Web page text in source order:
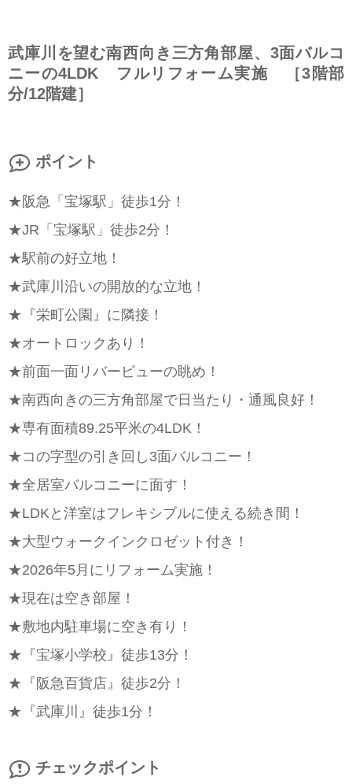
武庫川を望む南西向き三方角部屋、3面バルコ
ニーの4LDK フルリフォーム実施 ［3階部
分/12階建］
ポイント
★阪急「宝塚駅」徒歩1分！
★JR「宝塚駅」徒歩2分！
★駅前の好立地！
★武庫川沿いの開放的な立地！
★『栄町公園』に隣接！
★オートロックあり！
★前面一面リバービューの眺め！
★南西向きの三方角部屋で日当たり・通風良好！
★専有面積89.25平米の4LDK！
★コの字型の引き回し3面バルコニー！
★全居室バルコニーに面す！
★LDKと洋室はフレキシブルに使える続き間！
★大型ウォークインクロゼット付き！
★2026年5月にリフォーム実施！
★現在は空き部屋！
★敷地内駐車場に空き有り！
★『宝塚小学校』徒歩13分！
★『阪急百貨店』徒歩2分！
★『武庫川』徒歩1分！
チェックポイント